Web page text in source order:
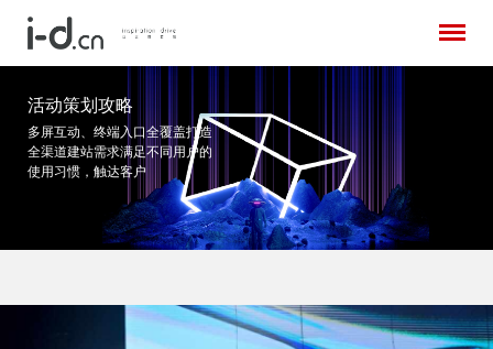
活动策划攻略
多屏互动、终端入口全覆盖打造
全渠道建站需求满足不同用户的
使用习惯，触达客户